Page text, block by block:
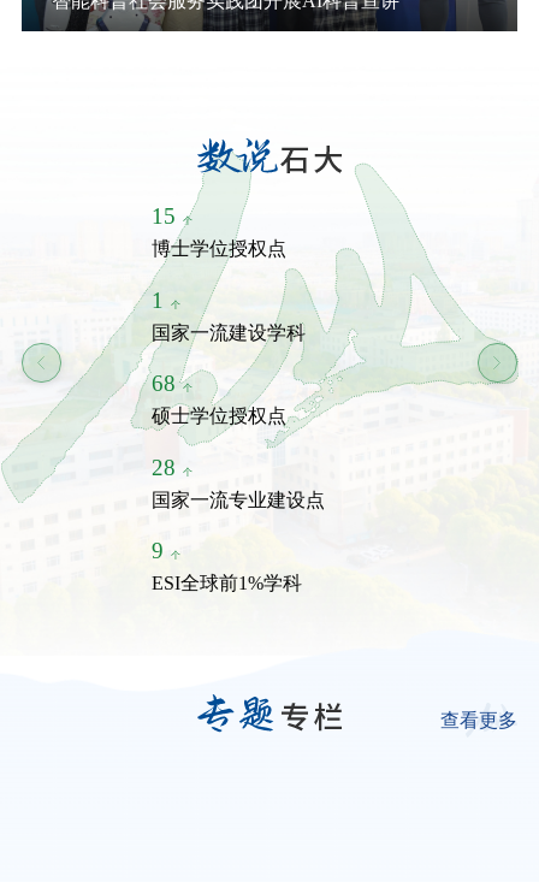
15 个
博士学位授权点
1 个
国家一流建设学科
68 个
硕士学位授权点
28 个
国家一流专业建设点
9 个
ESI全球前1%学科
2087 名
专任教师
23937 名
普通本科生
2 个
全国高校黄大年式教师团队
537 名
9707 名
查看更多